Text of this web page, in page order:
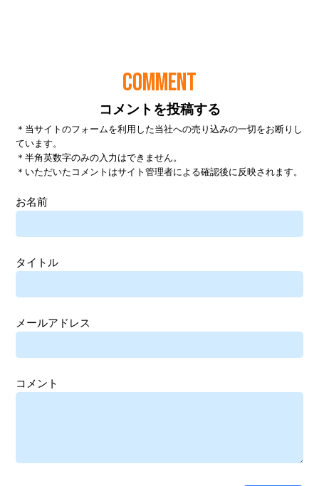
COMMENT
コメントを投稿する
＊当サイトのフォームを利用した当社への売り込みの一切をお断りし
ています。
＊半角英数字のみの入力はできません。
＊いただいたコメントはサイト管理者による確認後に反映されます。
お名前
タイトル
メールアドレス
コメント